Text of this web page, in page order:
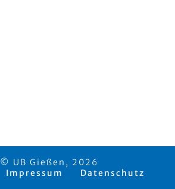
© UB Gießen, 2026
Impressum
Datenschutz